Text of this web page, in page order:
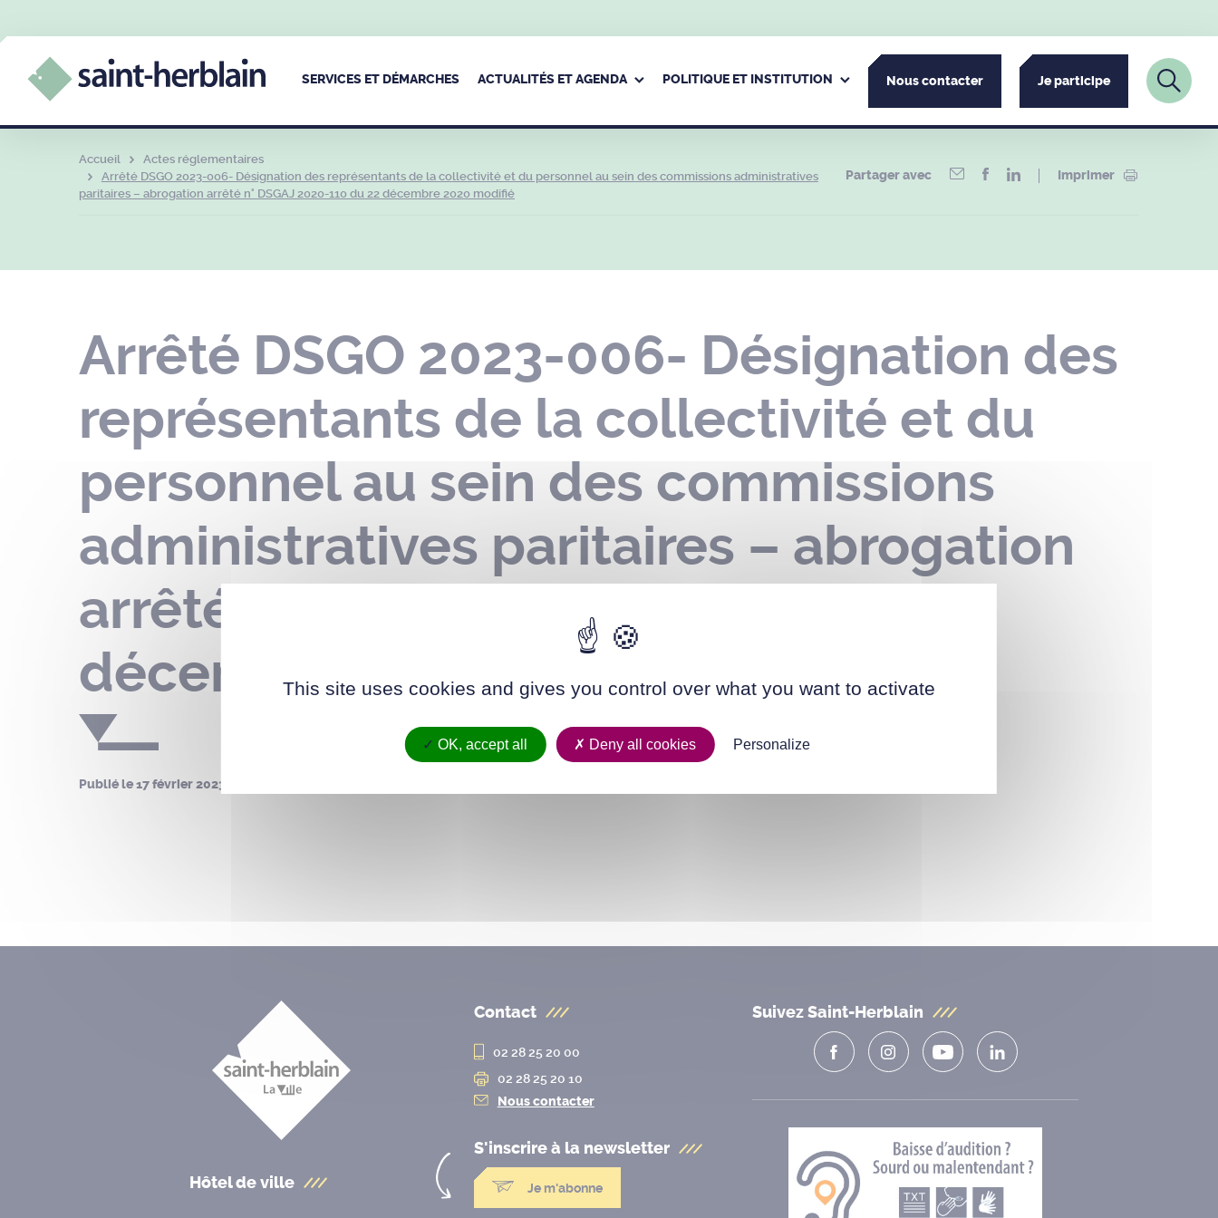
SERVICES ET DÉMARCHES ACTUALITÉS ET AGENDA POLITIQUE ET INSTITUTION Nous contacter Je participe
Accueil
Actes réglementaires
Arrêté DSGO 2023-006- Désignation des représentants de la collectivité et du personnel au sein des commissions administratives
paritaires – abrogation arrêté n° DSGAJ 2020-110 du 22 décembre 2020 modifié
Partager avec Imprimer
Arrêté DSGO 2023-006- Désignation des
représentants de la collectivité et du
personnel au sein des commissions
administratives paritaires – abrogation
arrêté n° DSGAJ 2020-110 du 22
décembre 2020 modifié
Publié le17 février 2023
Hôtel de ville
Contact
02 28 25 20 00
02 28 25 20 10
Nous contacter
S'inscrire à la newsletter
Je m'abonne
Suivez Saint-Herblain
This site uses cookies and gives you control over what you want to activate
OK, accept all Deny all cookies Personalize